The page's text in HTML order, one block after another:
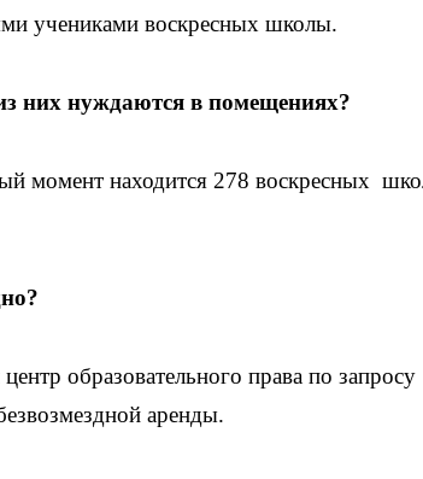
учениками воскресных школы.
них нуждаются в помещениях?
момент находится 278 воскресных
образовательного права по запросу
аренды.